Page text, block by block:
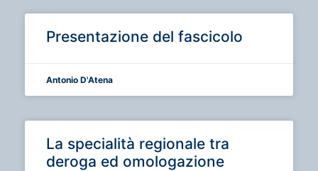
Presentazione del fascicolo
Antonio D'Atena
La specialità regionale tra
deroga ed omologazione